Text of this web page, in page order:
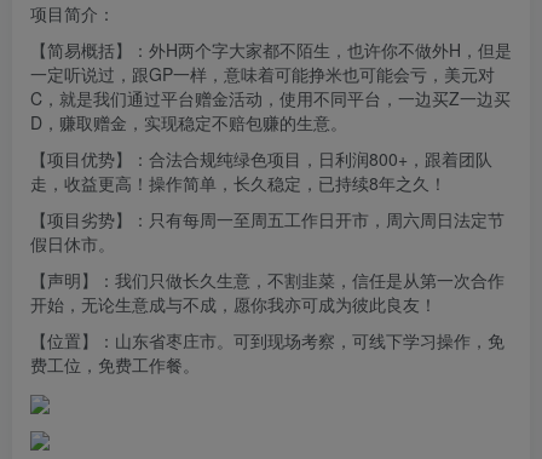
项目简介：
【简易概括】：外H两个字大家都不陌生，也许你不做外H，但是
一定听说过，跟GP一样，意味着可能挣米也可能会亏，美元对
C，就是我们通过平台赠金活动，使用不同平台，一边买Z一边买
D，赚取赠金，实现稳定不赔包赚的生意。
【项目优势】：合法合规纯绿色项目，日利润800+，跟着团队
走，收益更高！操作简单，长久稳定，已持续8年之久！
【项目劣势】：只有每周一至周五工作日开市，周六周日法定节
假日休市。
【声明】：我们只做长久生意，不割韭菜，信任是从第一次合作
开始，无论生意成与不成，愿你我亦可成为彼此良友！
【位置】：山东省枣庄市。可到现场考察，可线下学习操作，免
费工位，免费工作餐。